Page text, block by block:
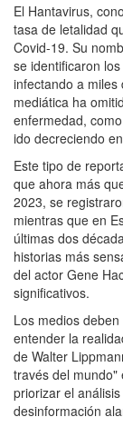
El Hantavirus,
tasa de letalidad
Covid-19. Su
se identificaron
infectando a miles
mediática ha
enfermedad,
ido decreciendo
Este tipo de
que ahora más
2023, se
mientras que en
últimas dos
historias más
del actor Gene
significativos.
Los medios
entender la
de Walter
través del mundo"
priorizar el
desinformación